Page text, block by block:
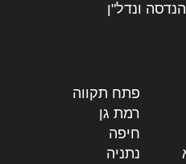
ונדל"ן
פתח תקווה
רמת גן
חיפה
נתניה